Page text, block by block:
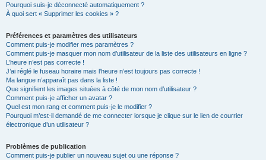
Pourquoi suis-je déconnecté automatiquement ?
À quoi sert « Supprimer les cookies » ?
Préférences et paramètres des utilisateurs
Comment puis-je modifier mes paramètres ?
Comment puis-je masquer mon nom d’utilisateur de la liste des utilisateurs en ligne ?
L’heure n’est pas correcte !
J’ai réglé le fuseau horaire mais l’heure n’est toujours pas correcte !
Ma langue n’apparaît pas dans la liste !
Que signifient les images situées à côté de mon nom d’utilisateur ?
Comment puis-je afficher un avatar ?
Quel est mon rang et comment puis-je le modifier ?
Pourquoi m’est-il demandé de me connecter lorsque je clique sur le lien de courrier
électronique d’un utilisateur ?
Problèmes de publication
Comment puis-je publier un nouveau sujet ou une réponse ?